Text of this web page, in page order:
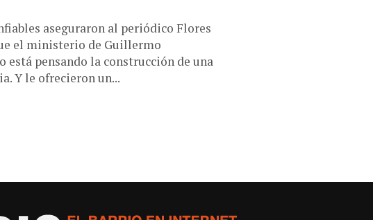
aseguraron al periódico Flores
el ministerio de Guillermo
está pensando la construcción de una
Y le ofrecieron un...